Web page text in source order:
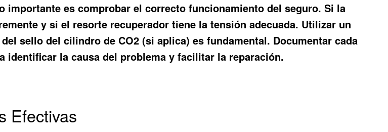
importante es comprobar el correcto funcionamiento del seguro. Si la
y si el resorte recuperador tiene la tensión adecuada. Utilizar un
sello del cilindro de CO2 (si aplica) es fundamental. Documentar cada
la causa del problema y facilitar la reparación.
Efectivas